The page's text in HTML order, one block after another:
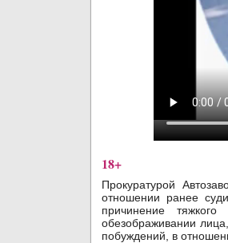
18+
Прокуратурой
отношении ранее
причинение
обезображивании
побуждений, в